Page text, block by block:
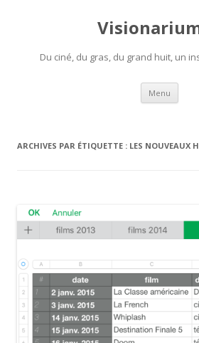
Du ciné, du gras, du grand huit, un
Menu Aller
ARCHIVES PAR ÉTIQUETTE : LES NOUVEAUX